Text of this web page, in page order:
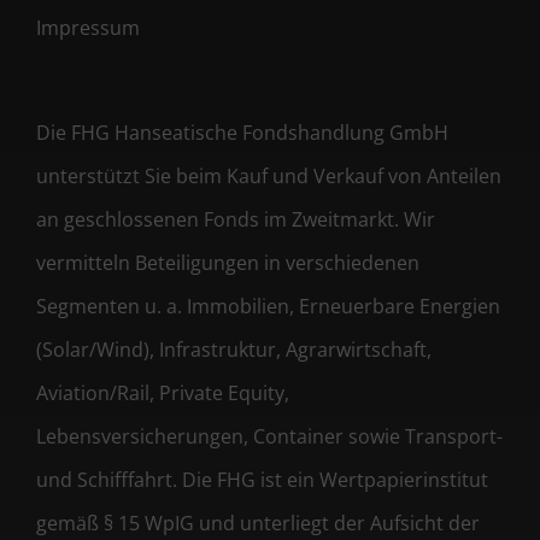
Impressum
Die FHG Hanseatische Fondshandlung GmbH
unterstützt Sie beim Kauf und Verkauf von Anteilen
an geschlossenen Fonds im Zweitmarkt. Wir
vermitteln Beteiligungen in verschiedenen
Segmenten u. a. Immobilien, Erneuerbare Energien
(Solar/Wind), Infrastruktur, Agrarwirtschaft,
Aviation/Rail, Private Equity,
Lebensversicherungen, Container sowie Transport-
und Schifffahrt. Die FHG ist ein Wertpapierinstitut
gemäß § 15 WpIG und unterliegt der Aufsicht der